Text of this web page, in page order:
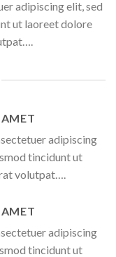
adipiscing elit, sed
ut laoreet dolore
adipiscing
tincidunt ut
volutpat….
adipiscing
tincidunt ut